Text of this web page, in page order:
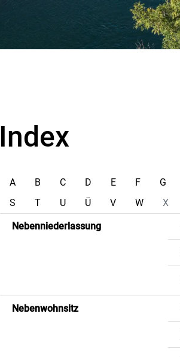
Index
A B C D E F G
S
T U Ü V W X
Nebenniederlassung
Nebenwohnsitz